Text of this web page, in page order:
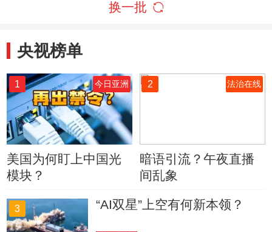
换一批
央视榜单
1 今日亚洲
美国为何盯上中国光
模块？
2 法治在线
暗语引流？午夜直播
间乱象
3 “AI双星”上空有何新本领？